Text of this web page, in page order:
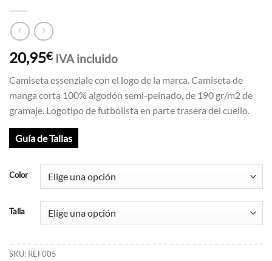
20,95€ IVA incluido
Camiseta essenziale con el logo de la marca. Camiseta de
manga corta 100% algodón semi-peinado, de 190 gr/m2 de
gramaje. Logotipo de futbolista en parte trasera del cuello.
Guía de Tallas
Color
Talla
SKU: REF005